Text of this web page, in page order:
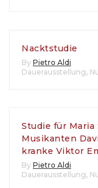
Nacktstudie
By Pietro Aldi
Dauerausstellung,
Studie für
Musikanten
kranke Viktor
By Pietro Aldi
Dauerausstellung,